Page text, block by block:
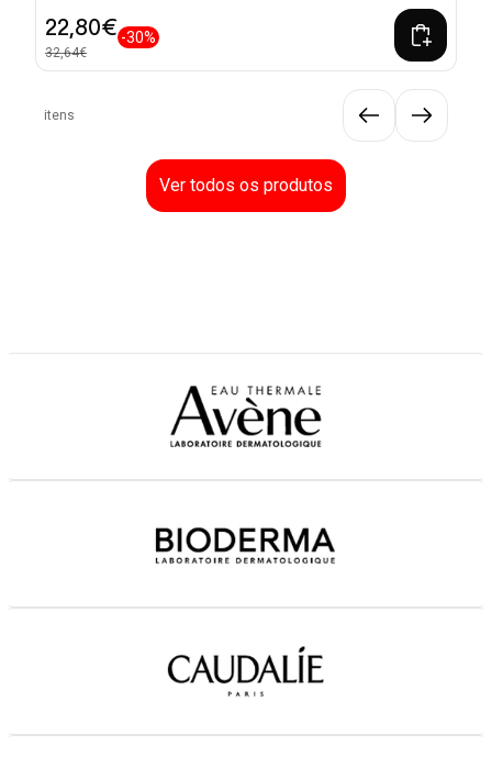
22,80€
32,64€
-30%
itens
Ver todos os produtos